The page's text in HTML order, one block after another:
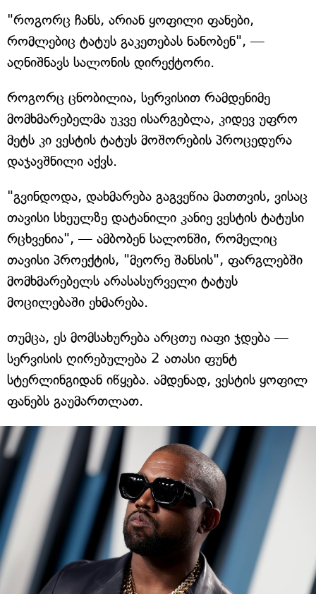
"როგორც ჩანს, არიან ყოფილი ფანები,
რომლებიც ტატუს გაკეთებას ნანობენ", —
აღნიშნავს სალონის დირექტორი.
როგორც ცნობილია, სერვისით რამდენიმე
მომხმარებელმა უკვე ისარგებლა, კიდევ უფრო
მეტს კი ვესტის ტატუს მოშორების პროცედურა
დაჯავშნილი აქვს.
"გვინდოდა, დახმარება გაგვეწია მათთვის, ვისაც
თავისი სხეულზე დატანილი კანიე ვესტის ტატუსი
რცხვენია", — ამბობენ სალონში, რომელიც
თავისი პროექტის, "მეორე შანსის", ფარგლებში
მომხმარებელს არასასურველი ტატუს
მოცილებაში ეხმარება.
თუმცა, ეს მომსახურება არცთუ იაფი ჯდება —
სერვისის ღირებულება 2 ათასი ფუნტ
სტერლინგიდან იწყება. ამდენად, ვესტის ყოფილ
ფანებს გაუმართლათ.